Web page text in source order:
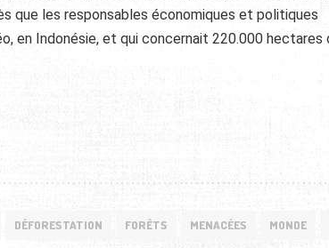
que les responsables économiques et politiques
en Indonésie, et qui concernait 220.000 hectares
DÉFORESTATION FORÊTS MENACÉES MONDE